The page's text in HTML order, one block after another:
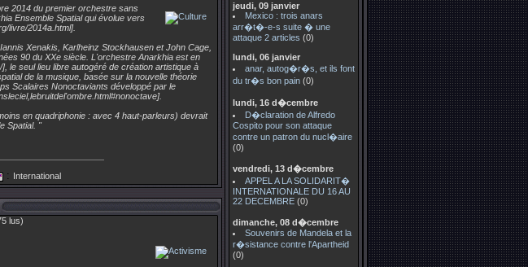
2014 du premier orchestre sans
Ensemble Spatial qui évolue vers
livre/2014a.html].
Xenakis, Karlheinz Stockhausen et John Cage,
90 du XXe siècle. L'orchestre Anarkhia est en
le seul lieu libre autogéré de création artistique à
de la musique, basée sur la nouvelle théorie
Scalaires Nonoctaviants développé par le
en quadriphonie : avec 4 haut-parleurs) devrait
Spatial. "
: International
lus)
jeudi, 09 janvier
Mexico : trois anars
arr�t�-e-s suite � une
attaque 2 articles (0)
lundi, 06 janvier
anar, autog�r�s, et ils font
du tr�s bon pain (0)
lundi, 16 d�cembre
D�claration de Alfredo
Cospito pour son attaque
contre un patron du nucl�aire
(0)
vendredi, 13 d�cembre
APPEL A LA SOLIDARIT�
INTERNATIONALE DU 16 AU
22 DECEMBRE (0)
dimanche, 08 d�cembre
Souvenirs de Mandela et la
r�sistance contre l'Apartheid
(0)